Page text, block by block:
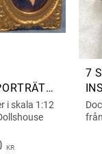
i skala 1:12
KR
7